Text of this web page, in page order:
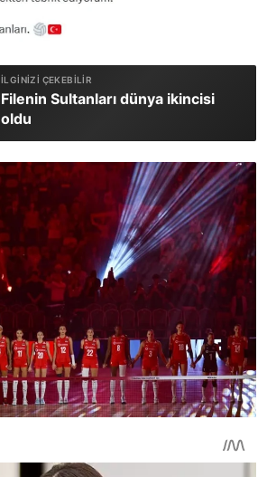
Filenin Sultanları dünya ikincisi
oldu